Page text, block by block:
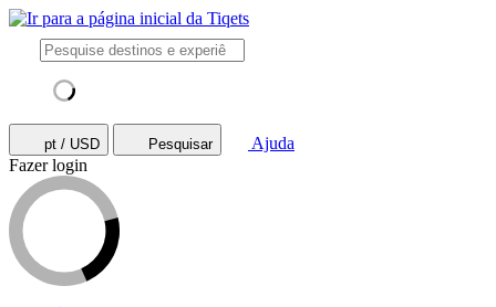
pt / USD Pesquisar
Ajuda
Fazer login